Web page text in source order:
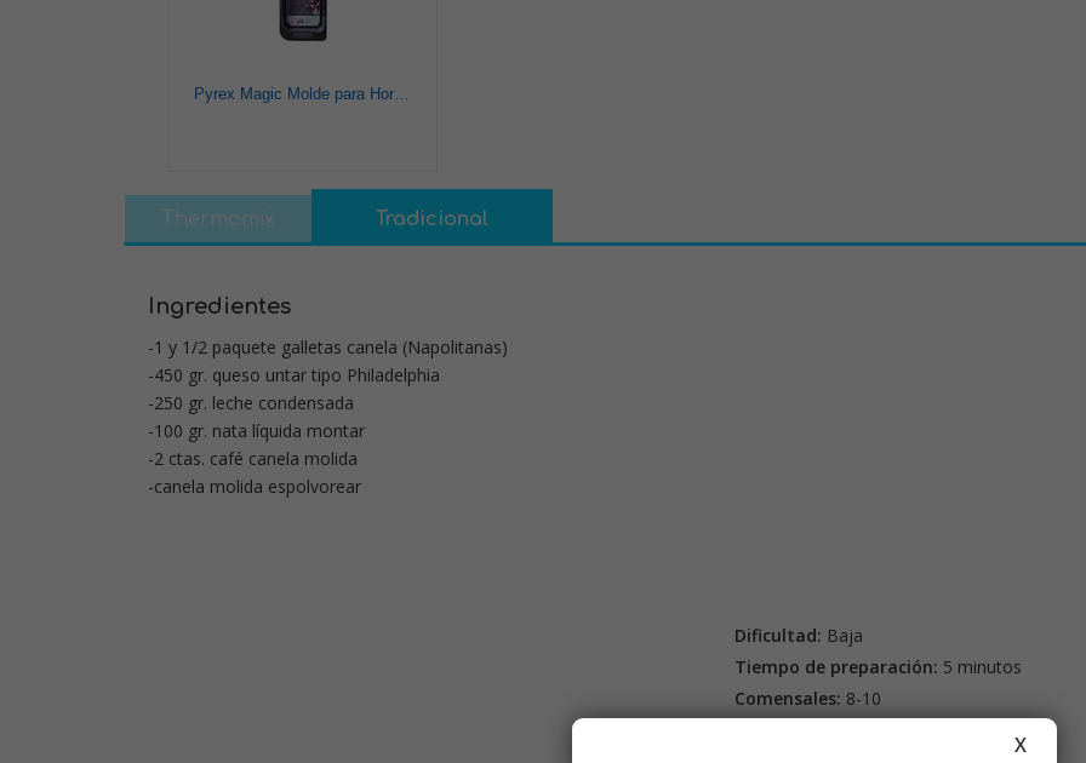
Pyrex Magic Molde para Horno, Negro, 30 cm
Thermomix Tradicional
Ingredientes
-1 y 1/2 paquete galletas canela (Napolitanas)
-450 gr. queso untar tipo Philadelphia
-250 gr. leche condensada
-100 gr. nata líquida montar
-2 ctas. café canela molida
-canela molida espolvorear
Dificultad: Baja
Tiempo de preparación: 5 minutos
Comensales: 8-10
X